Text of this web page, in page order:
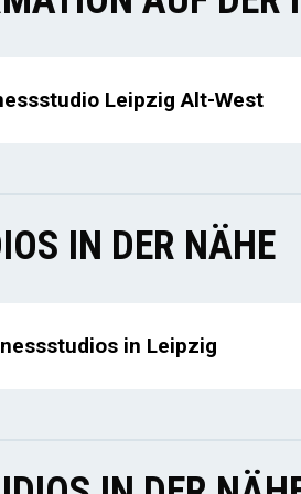
Leipzig Alt-West
IN DER NÄHE
in Leipzig